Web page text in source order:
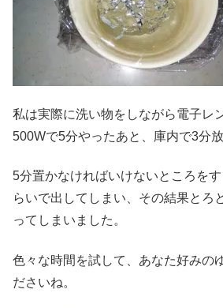
私は実際に洗い物をしながら電子レ
500Wで5分やったあと、庫内で3分放
5分置かなければいけないところを
らいで出してしまい、その結果とろ
ってしまいました。
色々な時間を試して、あなた好みの
ださいね。